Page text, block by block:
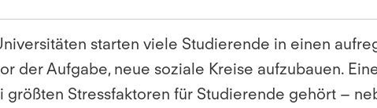
starten viele Studierende in einen
der Aufgabe, neue soziale Kreise aufzubauen.
Stressfaktoren für Studierende gehört –